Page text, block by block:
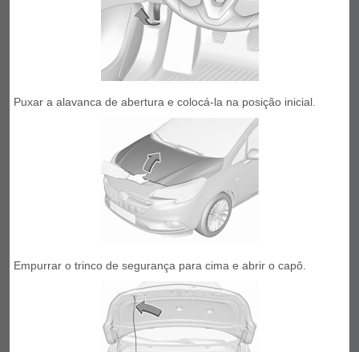
Puxar a alavanca de abertura e colocá-la na posição inicial.
Empurrar o trinco de segurança para cima e abrir o capô.